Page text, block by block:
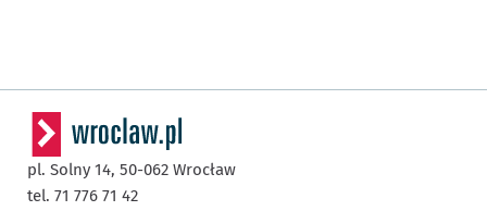
pl. Solny 14, 50-062 Wrocław
tel. 71 776 71 42